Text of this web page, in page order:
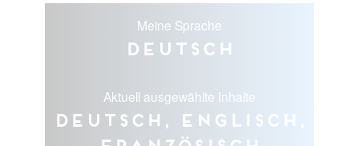
Meine Sprache
Deutsch
Aktuell ausgewählte Inhalte
Deutsch, Englisch,